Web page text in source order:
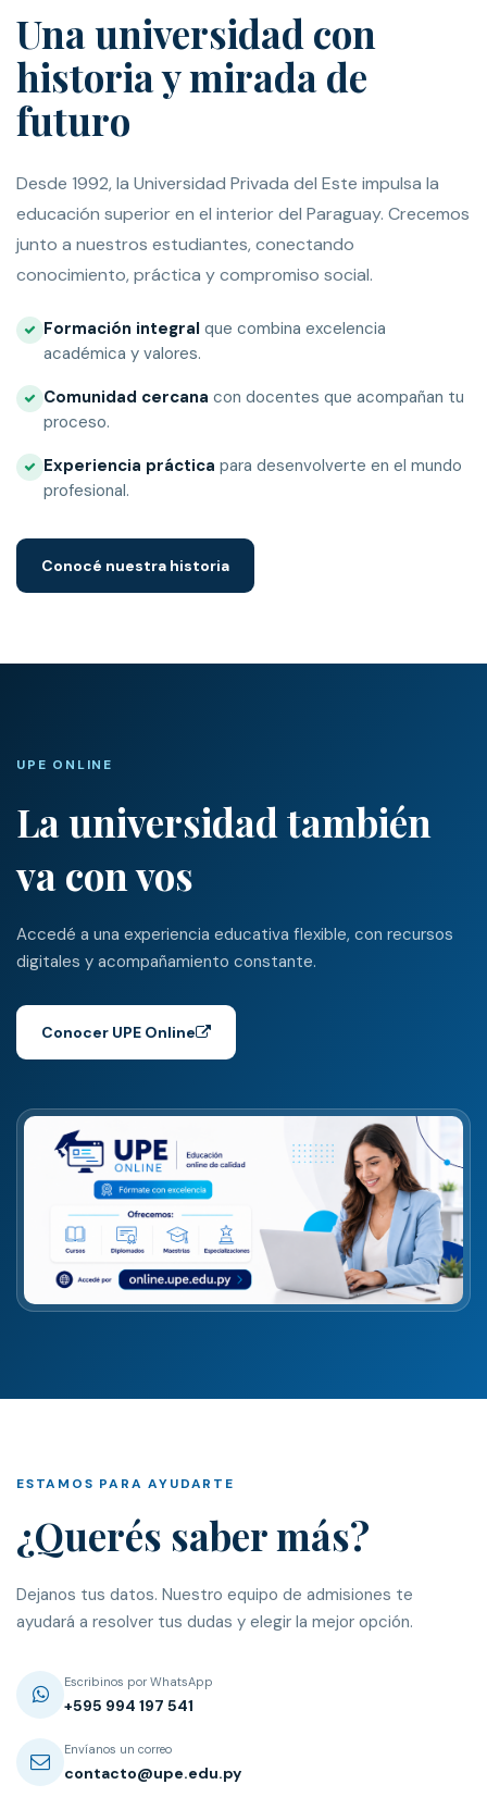
Una universidad con
historia y mirada de
futuro
Desde 1992, la Universidad Privada del Este impulsa la
educación superior en el interior del Paraguay. Crecemos
junto a nuestros estudiantes, conectando
conocimiento, práctica y compromiso social.
Formación integral que combina excelencia
académica y valores.
Comunidad cercana con docentes que acompañan tu
proceso.
Experiencia práctica para desenvolverte en el mundo
profesional.
Conocé nuestra historia
UPE ONLINE
La universidad también
va con vos
Accedé a una experiencia educativa flexible, con recursos
digitales y acompañamiento constante.
Conocer UPE Online
ESTAMOS PARA AYUDARTE
¿Querés saber más?
Dejanos tus datos. Nuestro equipo de admisiones te
ayudará a resolver tus dudas y elegir la mejor opción.
Escribinos por WhatsApp
+595 994 197 541
Envíanos un correo
contacto@upe.edu.py